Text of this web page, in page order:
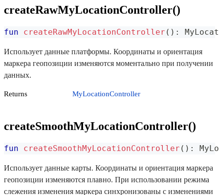
createRawMyLocationController()
fun createRawMyLocationController ( ) :
Использует данные платформы. Координаты и ориентация
маркера геопозиции изменяются моментально при получении
данных.
Returns MyLocationController
createSmoothMyLocationController()
fun createSmoothMyLocationController ( ) :
Использует данные карты. Координаты и ориентация маркера
геопозиции изменяются плавно. При использовании режима
слежения изменения маркера синхронизованы с изменениями